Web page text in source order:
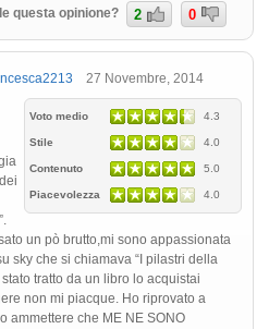
questa opinione? 2 0
27 Novembre, 2014
Voto medio 4.3
Stile 4.0
Contenuto 5.0
Piacevolezza 4.0
un pò brutto,mi sono appassionata
sky che si chiamava “I pilastri della
tratto da un libro lo acquistai
non mi piacque. Ho riprovato a
ammettere che ME NE SONO